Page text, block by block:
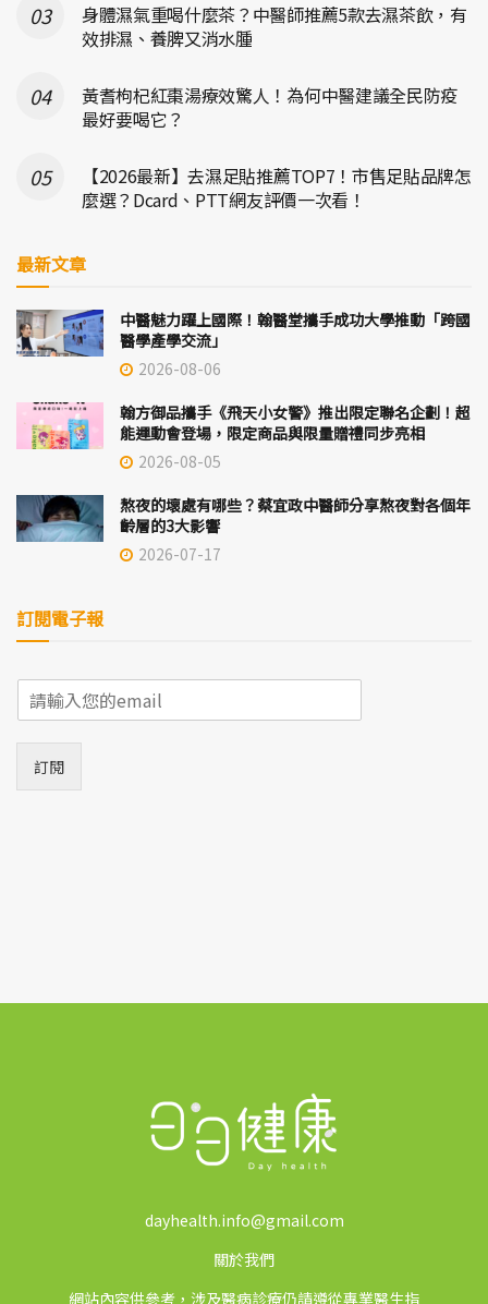
身體濕氣重喝什麼茶？中醫師推薦5款去濕茶飲，有
效排濕、養脾又消水腫
黃耆枸杞紅棗湯療效驚人！為何中醫建議全民防疫
最好要喝它？
【2026最新】去濕足貼推薦TOP7！市售足貼品牌怎
麼選？Dcard、PTT網友評價一次看！
最新文章
中醫魅力躍上國際！翰醫堂攜手成功大學推動「跨國
醫學產學交流」
2026-08-06
翰方御品攜手《飛天小女警》推出限定聯名企劃！超
能運動會登場，限定商品與限量贈禮同步亮相
2026-08-05
熬夜的壞處有哪些？蔡宜政中醫師分享熬夜對各個年
齡層的3大影響
2026-07-17
訂閱電子報
E
m
*
訂閱
dayhealth.info@gmail.com
關於我們
網站內容供參考，涉及醫病診療仍請遵從專業醫生指